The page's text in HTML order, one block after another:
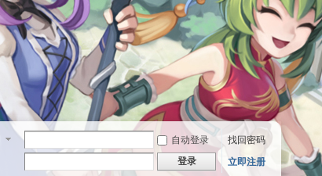
自动登录
找回密码
登录 立即注册